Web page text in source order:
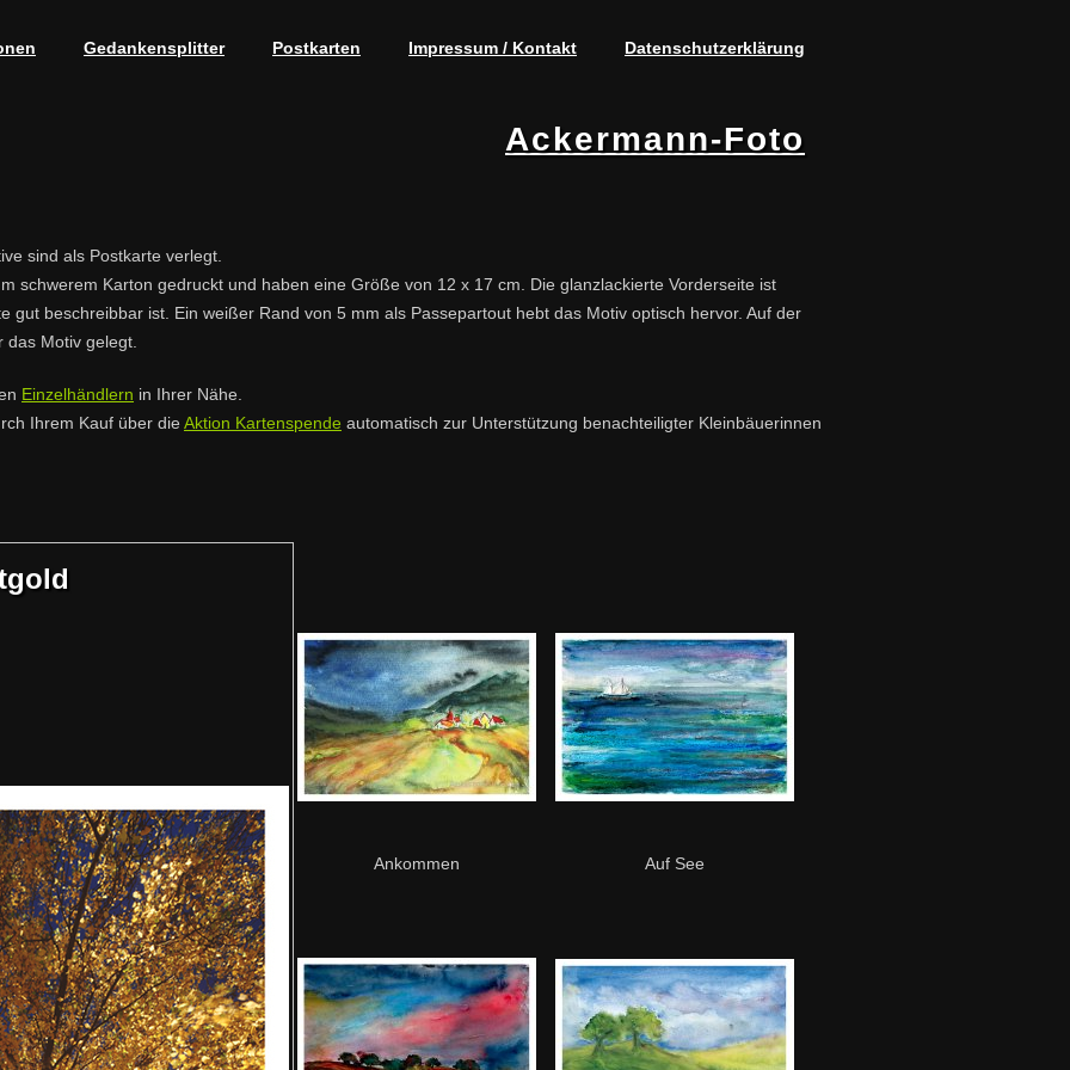
Gedankensplitter Postkarten Impressum / Kontakt Datenschutzerklärung
Ackermann-Foto
sind als Postkarte verlegt.
schwerem Karton gedruckt und haben eine Größe von 12 x 17 cm. Die glanzlackierte Vorderseite ist
gut beschreibbar ist. Ein weißer Rand von 5 mm als Passepartout hebt das Motiv optisch hervor. Auf der
Motiv gelegt.
Einzelhändlern in Ihrer Nähe.
Ihrem Kauf über die Aktion Kartenspende automatisch zur Unterstützung benachteiligter Kleinbäuerinnen
Ankommen Auf See